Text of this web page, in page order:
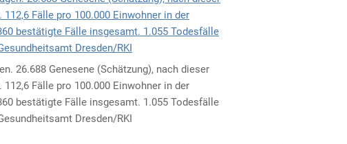
26.688 Genesene (Schätzung), nach dieser
Fälle pro 100.000 Einwohner in der
bestätigte Fälle insgesamt. 1.055 Todesfälle
Dresden/RKI